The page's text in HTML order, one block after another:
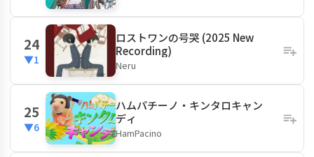
24
▼1
ロストワンの号哭 (2025 New
Recording)
Neru
25
▼6
ハムパチーノ・キンタロキャン
ディ
HamPacino